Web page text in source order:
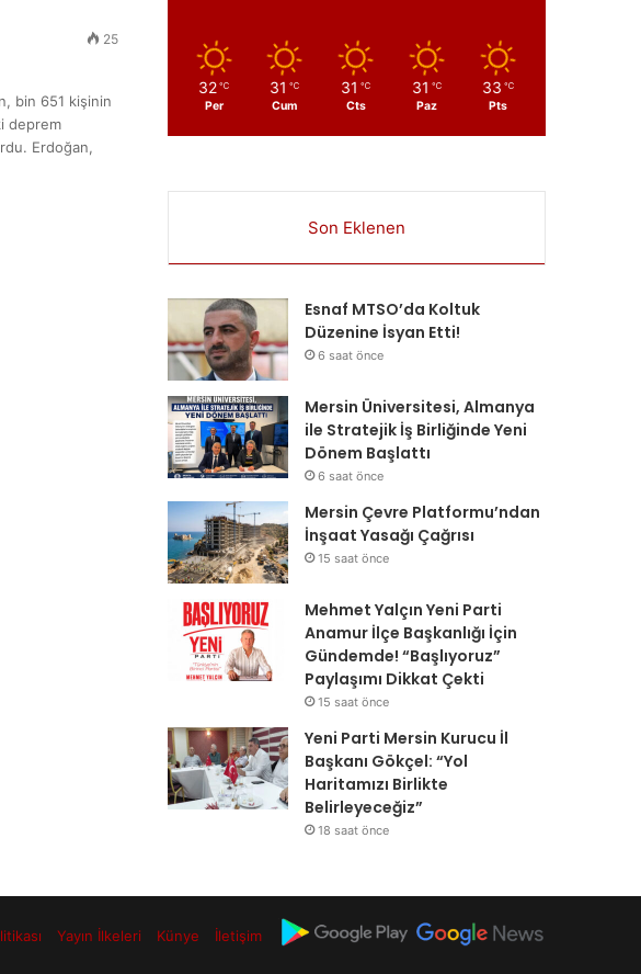
25
bin 651 kişinin
deprem
Erdoğan,
32 ℃
Per
31 ℃
Cum
31 ℃
Cts
31 ℃
Paz
33 ℃
Pts
Son Eklenen
Esnaf MTSO’da Koltuk
Düzenine İsyan Etti!
6 saat önce
Mersin Üniversitesi, Almanya
ile Stratejik İş Birliğinde Yeni
Dönem Başlattı
6 saat önce
Mersin Çevre Platformu’ndan
İnşaat Yasağı Çağrısı
15 saat önce
Mehmet Yalçın Yeni Parti
Anamur İlçe Başkanlığı İçin
Gündemde! “Başlıyoruz”
Paylaşımı Dikkat Çekti
15 saat önce
Yeni Parti Mersin Kurucu İl
Başkanı Gökçel: “Yol
Haritamızı Birlikte
Belirleyeceğiz”
18 saat önce
Yayın İlkeleri Künye İletişim